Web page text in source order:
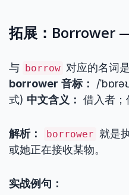
拓展：Borrower
与 borrow 对应的名词是
borrower 音标：
/
式) 中文含义： 借入者；
解析： borrower 就是
或她正在接收某物。
实战例句：